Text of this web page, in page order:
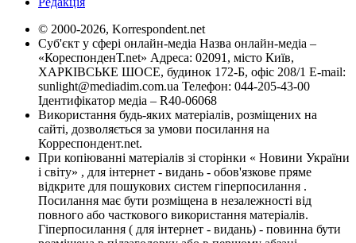
© 2000-2026, Korrespondent.net
Суб'єкт у сфері онлайн-медіа Назва онлайн-медіа –
«КореспонденТ.net» Адреса: 02091, місто Київ,
ХАРКІВСЬКЕ ШОСЕ, будинок 172-Б, офіс 208/1 E-mail:
sunlight@mediadim.com.ua Телефон: 044-205-43-00
Ідентифікатор медіа – R40-06068
Використання будь-яких матеріалів, розміщених на
сайті, дозволяється за умови посилання на
Корреспондент.net.
При копіюванні матеріалів зі сторінки « Новини України
і світу» , для інтернет - видань - обов'язкове пряме
відкрите для пошукових систем гіперпосилання .
Посилання має бути розміщена в незалежності від
повного або часткового використання матеріалів.
Гіперпосилання ( для інтернет - видань) - повинна бути